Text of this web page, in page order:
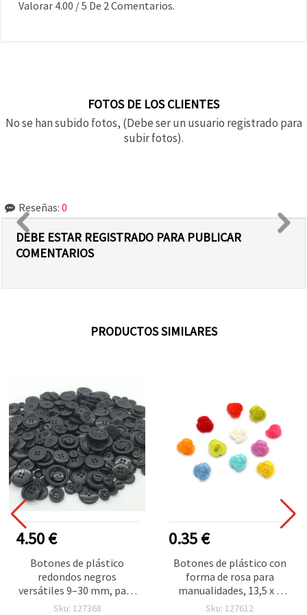
Valorar 4.00 /5 De 2 Comentarios.
FOTOS DE LOS CLIENTES
No se han subido fotos, (Debe ser un usuario registrado para
subir fotos).
Reseñas: 0
DEBE ESTAR REGISTRADO PARA PUBLICAR
COMENTARIOS
PRODUCTOS SIMILARES
4.50 €
Botones de plástico
redondos negros
versátiles 9–30 mm, pack
de 300 g (tamaños
Sku: 127368
0.35 €
Botones de plástico con
forma de rosa para
manualidades, 13,5 x 4
mm, agujero: 3 mm,
Sku: 127612